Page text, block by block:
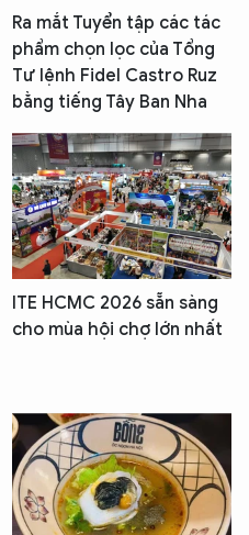
Ra mắt Tuyển tập các tác
phẩm chọn lọc của Tổng
Tư lệnh Fidel Castro Ruz
bằng tiếng Tây Ban Nha
ITE HCMC 2026 sẵn sàng
cho mùa hội chợ lớn nhất